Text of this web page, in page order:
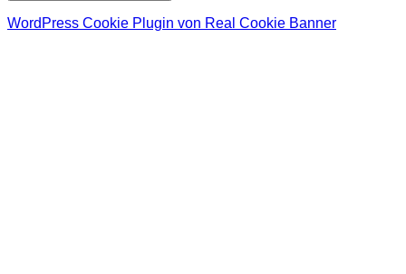
WordPress Cookie Plugin von Real Cookie Banner